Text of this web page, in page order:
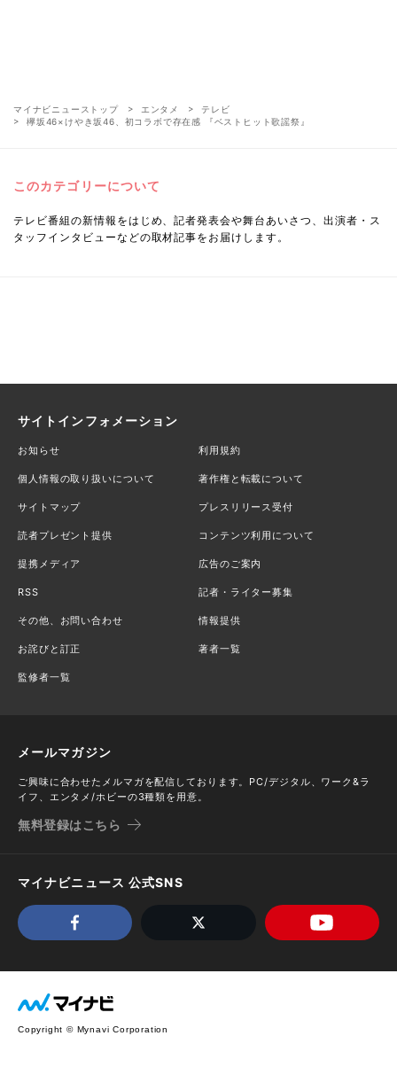
マイナビニューストップ エンタメ
テレビ
欅坂46×けやき坂46、初コラボで存在感 『ベストヒット歌謡祭』
このカテゴリーについて
テレビ番組の新情報をはじめ、記者発表会や舞台あいさつ、出演者・ス
タッフインタビューなどの取材記事をお届けします。
サイトインフォメーション
お知らせ 利用規約
個人情報の取り扱いについて 著作権と転載について
サイトマップ プレスリリース受付
読者プレゼント提供 コンテンツ利用について
提携メディア 広告のご案内
RSS 記者・ライター募集
その他、お問い合わせ 情報提供
お詫びと訂正 著者一覧
監修者一覧
メールマガジン
ご興味に合わせたメルマガを配信しております。PC/デジタル、ワーク&ラ
イフ、エンタメ/ホビーの3種類を用意。
無料登録はこちら
マイナビニュース 公式SNS
Copyright © Mynavi Corporation